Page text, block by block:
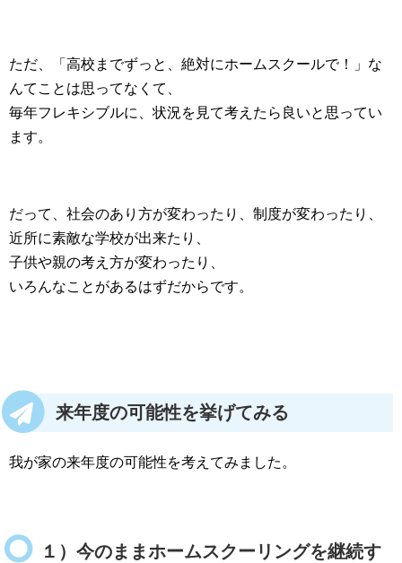
ただ、「高校までずっと、絶対にホームスクールで！」な
んてことは思ってなくて、
毎年フレキシブルに、状況を見て考えたら良いと思ってい
ます。
だって、社会のあり方が変わったり、制度が変わったり、
近所に素敵な学校が出来たり、
子供や親の考え方が変わったり、
いろんなことがあるはずだからです。
来年度の可能性を挙げてみる
我が家の来年度の可能性を考えてみました。
１）今のままホームスクーリングを継続す